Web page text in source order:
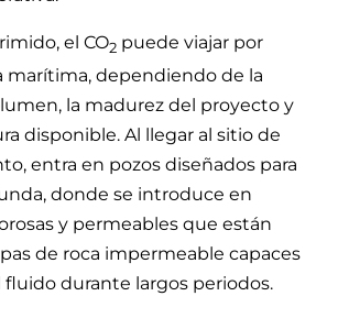
el CO2 puede viajar por
marítima, dependiendo de la
la madurez del proyecto y
disponible. Al llegar al sitio de
entra en pozos diseñados para
donde se introduce en
y permeables que están
de roca impermeable capaces
durante largos periodos.